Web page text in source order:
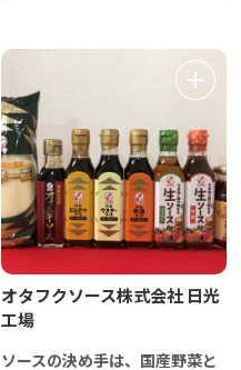
オタフクソース株式会社 日光
工場
ソースの決め手は、国産野菜と